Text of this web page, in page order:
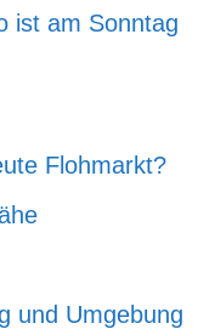
ist am Sonntag
Flohmarkt?
und Umgebung